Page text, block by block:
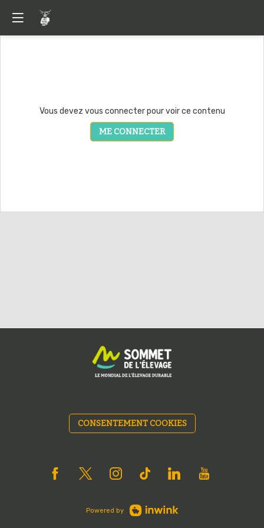
Vous devez vous connecter pour voir ce contenu
ME CONNECTER
CONSENTEMENT COOKIES
Powered by